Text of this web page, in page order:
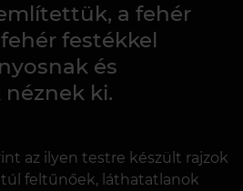
a fehér
festékkel
és
ki.
az ilyen testre készült rajzok
feltűnőek, láthatatlanok